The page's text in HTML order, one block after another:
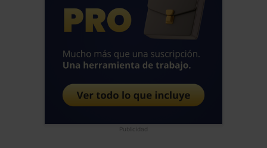
Jose Luis Frias Pulido
Médico - España
Publicidad